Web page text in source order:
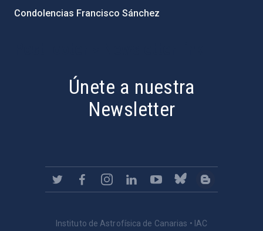
Condolencias Francisco Sánchez
Únete a nuestra
Newsletter
Instituto de Astrofísica de Canarias • IAC